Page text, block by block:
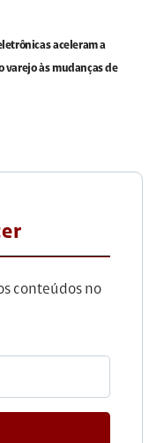
aceleram a
varejo às mudanças de
conteúdos no